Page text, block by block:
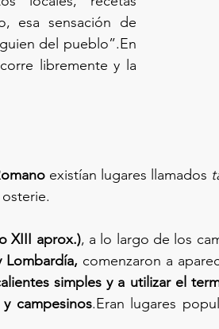
esa sensación de
del pueblo”.En
libremente y la
existían lugares llamados
XIII aprox.), a lo largo de los
Lombardía, comenzaron a
simples y a utilizar el
campesinos.Eran lugares